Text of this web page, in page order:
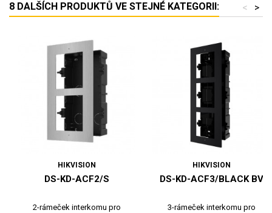
8 DALŠÍCH PRODUKTŮ VE STEJNÉ KATEGORII: >
<
HIKVISION
DS-KD-ACF2/S
2-rámeček interkomu pro
HIKVISION
DS-KD-ACF3/BLACK BV
3-rámeček interkomu pro